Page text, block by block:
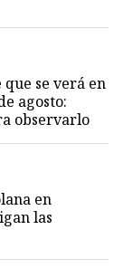
se verá en
agosto:
observarlo
en
las